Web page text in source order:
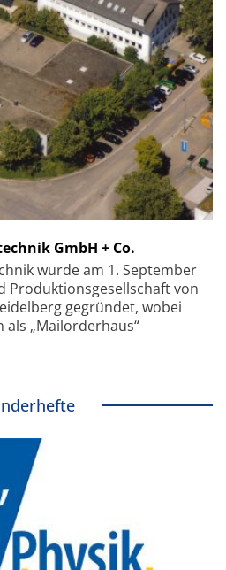
GmbH + Co.
wurde am 1. September
Produktionsgesellschaft von
gegründet, wobei
„Mailorderhaus“